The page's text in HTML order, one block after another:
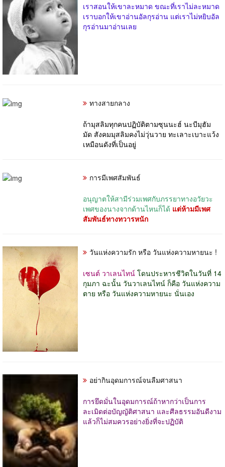
เราสอนให้เขาละหมาด ขณะที่เราไม่ละหมาด
เราบอกให้เขาอ่านอัลกุรอ่าน แต่เราไม่หยิบอัล
กุรอ่านมาอ่านเลย
ทางสายกลาง
ถ้ามุสลิมทุกคนปฏิบัติตามซุนนะฮ์ นะบีมุฮัม
มัด สังคมมุสลิมคงไม่วุ่นวาย ทะเลาะเบาะแว้ง
เหมือนดังที่เป็นอยู่
การมีเพศสัมพันธ์
อนุญาตให้สามีร่วมเพศกับภรรยาทางอวัยวะ
เพศของนางจากด้านไหนก็ได้ แต่ห้ามมีเพศ
สัมพันธ์ทางทวารหนัก
วันแห่งความรัก หรือ วันแห่งความหายนะ !
เซนต์ วาเลนไทน์ โดนประหารชีวิตในวันที่ 14
กุมภา ฉะนั้น วันวาเลนไทน์ ก็คือ วันแห่งความ
ตาย หรือ วันแห่งความหายนะ นั่นเอง
อย่ากินอุดมการณ์จนลืมศาสนา
การยึดมั่นในอุดมการณ์ถ้าหากว่าเป็นการ
ละเมิดต่อบัญญัติศาสนา และศีลธรรมอันดีงาม
แล้วก็ไม่สมควรอย่างยิ่งที่จะปฏิบัติ